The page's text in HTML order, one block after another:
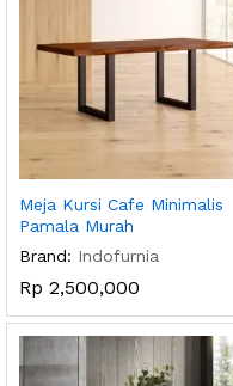
Meja Kursi Cafe Minimalis
Pamala Murah
Brand: Indofurnia
Rp 2,500,000